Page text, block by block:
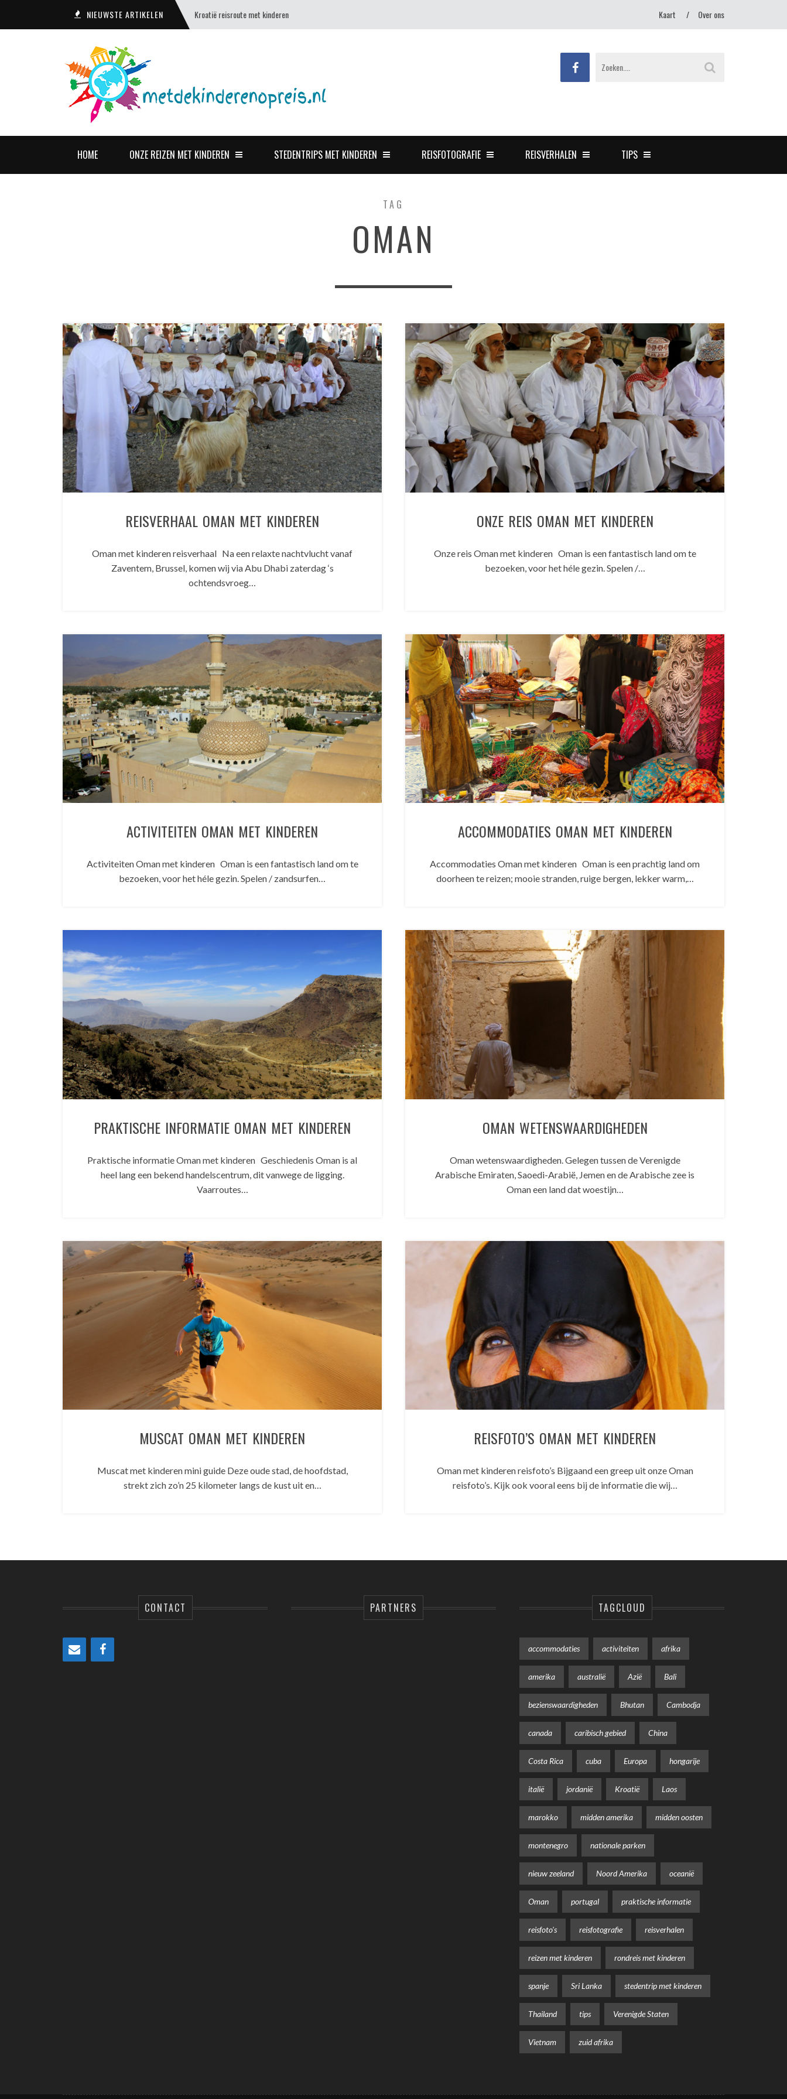
NIEUWSTE ARTIKELEN Kroatië reisroute met kinderen Kaart Over ons
HOME ONZE REIZEN MET KINDEREN STEDENTRIPS MET KINDEREN REISFOTOGRAFIE REISVERHALEN TIPS
TAG
OMAN
REISVERHAAL OMAN MET KINDEREN
Oman met kinderen reisverhaal Na een relaxte nachtvlucht vanaf
Zaventem, Brussel, komen wij via Abu Dhabi zaterdag ‘s
ochtendsvroeg…
ONZE REIS OMAN MET KINDEREN
Onze reis Oman met kinderen Oman is een fantastisch land om te
bezoeken, voor het héle gezin. Spelen /…
ACTIVITEITEN OMAN MET KINDEREN
Activiteiten Oman met kinderen Oman is een fantastisch land om te
bezoeken, voor het héle gezin. Spelen / zandsurfen…
ACCOMMODATIES OMAN MET KINDEREN
Accommodaties Oman met kinderen Oman is een prachtig land om
doorheen te reizen; mooie stranden, ruige bergen, lekker warm,…
PRAKTISCHE INFORMATIE OMAN MET KINDEREN
Praktische informatie Oman met kinderen Geschiedenis Oman is al
heel lang een bekend handelscentrum, dit vanwege de ligging.
Vaarroutes…
OMAN WETENSWAARDIGHEDEN
Oman wetenswaardigheden. Gelegen tussen de Verenigde
Arabische Emiraten, Saoedi-Arabië, Jemen en de Arabische zee is
Oman een land dat woestijn…
MUSCAT OMAN MET KINDEREN
Muscat met kinderen mini guide Deze oude stad, de hoofdstad,
strekt zich zo’n 25 kilometer langs de kust uit en…
REISFOTO’S OMAN MET KINDEREN
Oman met kinderen reisfoto’s Bijgaand een greep uit onze Oman
reisfoto’s. Kijk ook vooral eens bij de informatie die wij…
CONTACT PARTNERS TAGCLOUD
accommodaties activiteiten afrika
amerika australië Azië Bali
bezienswaardigheden Bhutan Cambodja
canada caribisch gebied China
Costa Rica cuba Europa hongarije
italië jordanië Kroatië Laos
marokko midden amerika midden oosten
montenegro nationale parken
nieuw zeeland Noord Amerika oceanië
Oman portugal praktische informatie
reisfoto's reisfotografie reisverhalen
reizen met kinderen rondreis met kinderen
spanje Sri Lanka stedentrip met kinderen
Thailand tips Verenigde Staten
Vietnam zuid afrika